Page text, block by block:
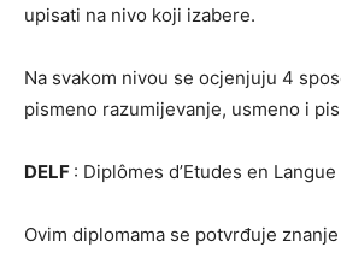
upisati na nivo koji izabere.
Na svakom nivou se ocjenjuju 4
pismeno razumijevanje, usmeno i
DELF : Diplômes d’Etudes en
Ovim diplomama se potvrđuje